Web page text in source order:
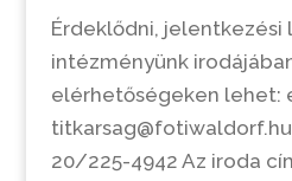
Érdeklődni, jelentkezési
intézményünk
elérhetőségeken lehet:
20/225-4942 Az iroda